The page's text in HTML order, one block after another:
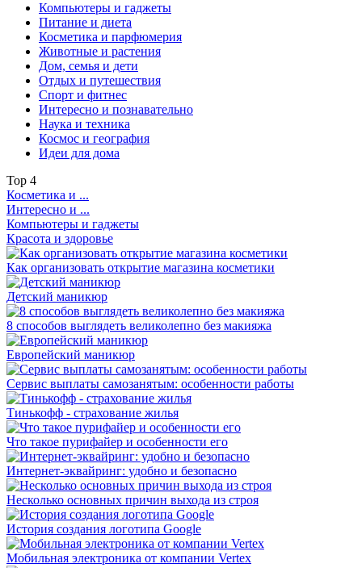
Компьютеры и гаджеты
Питание и диета
Косметика и парфюмерия
Животные и растения
Дом, семья и дети
Отдых и путешествия
Спорт и фитнес
Интересно и познавательно
Наука и техника
Космос и география
Идеи для дома
Top 4
Косметика и ...
Интересно и ...
Компьютеры и гаджеты
Красота и здоровье
Как организовать открытие магазина косметики
Детский маникюр
8 способов выглядеть великолепно без макияжа
Европейский маникюр
Сервис выплаты самозанятым: особенности работы
Тинькофф - страхование жилья
Что такое пурифайер и особенности его
Интернет-эквайринг: удобно и безопасно
Несколько основных причин выхода из строя
История создания логотипа Google
Мобильная электроника от компании Vertex